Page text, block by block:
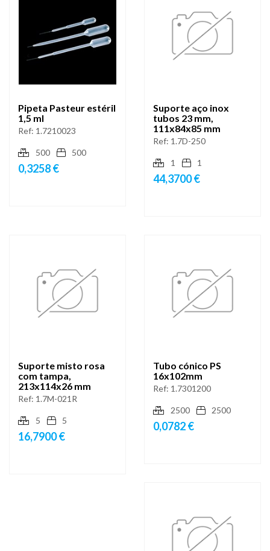
Pipeta Pasteur estéril
1,5 ml
Ref: 1.7210023
500 500
0,3258 €
Suporte aço inox
tubos 23 mm,
111x84x85 mm
Ref: 1.7D-250
1 1
44,3700 €
Suporte misto rosa
com tampa,
213x114x26 mm
Ref: 1.7M-021R
5 5
16,7900 €
Tubo cónico PS
16x102mm
Ref: 1.7301200
2500 2500
0,0782 €